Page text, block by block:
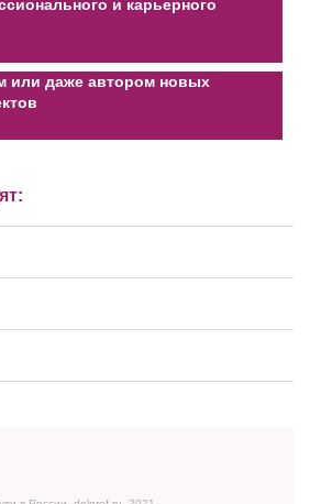
и карьерного
или даже автором новых